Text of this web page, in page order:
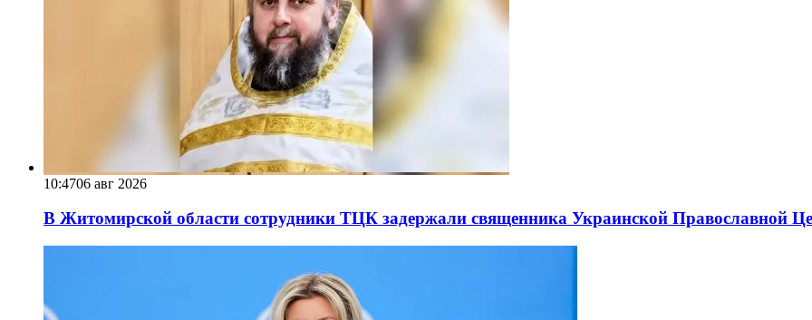
10:4706 авг 2026
В Житомирской области сотрудники ТЦК задержали священника Украинской Православной